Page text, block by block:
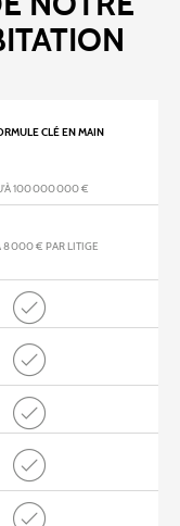
CLÉ EN MAIN
100 000 000 €
8 000 € PAR LITIGE